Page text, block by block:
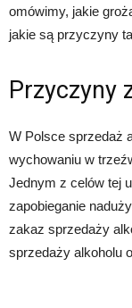
omówimy, jakie
jakie są przyczyny
Przyczyny
W Polsce sprzedaż
wychowaniu w
Jednym z celów tej
zapobieganie
zakaz sprzedaży
sprzedaży alkoholu